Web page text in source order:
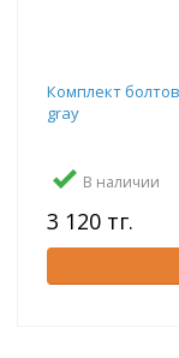
Комплект
gray
В наличии
3 120 тг.